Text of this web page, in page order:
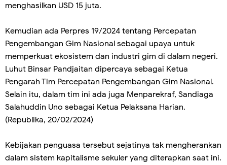
menghasilkan USD 15 juta.
Kemudian ada Perpres 19/2024 tentang Percepatan
Pengembangan Gim Nasional sebagai upaya untuk
memperkuat ekosistem dan industri gim di dalam negeri.
Luhut Binsar Pandjaitan dipercaya sebagai Ketua
Pengarah Tim Percepatan Pengembangan Gim Nasional.
Selain itu, dalam tim ini ada juga Menparekraf, Sandiaga
Salahuddin Uno sebagai Ketua Pelaksana Harian.
(Republika, 20/02/2024)
Kebijakan penguasa tersebut sejatinya tak mengherankan
dalam sistem kapitalisme sekuler yang diterapkan saat ini.